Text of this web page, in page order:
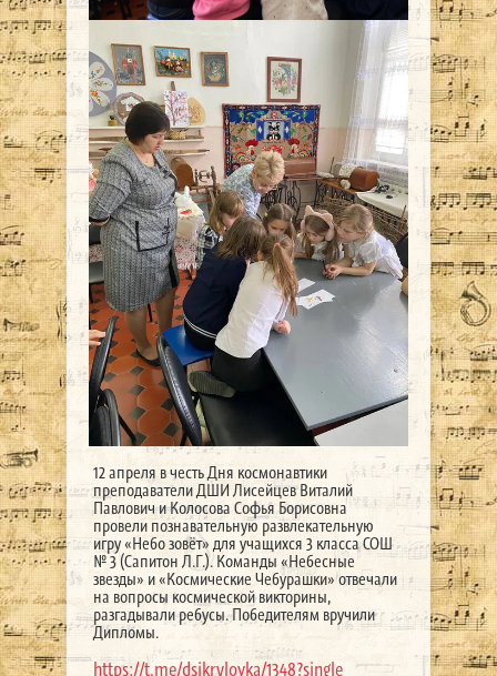
12 апреля в честь Дня космонавтики
преподаватели ДШИ Лисейцев Виталий
Павлович и Колосова Софья Борисовна
провели познавательную развлекательную
игру «Небо зовёт» для учащихся 3 класса СОШ
№ 3 (Сапитон Л.Г.). Команды «Небесные
звезды» и «Космические Чебурашки» отвечали
на вопросы космической викторины,
разгадывали ребусы. Победителям вручили
Дипломы.
https://t.me/dsikrylovka/1348?single